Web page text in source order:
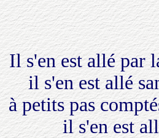
Il s'en est allé par
il s'en est allé
à petits pas
il s'en est